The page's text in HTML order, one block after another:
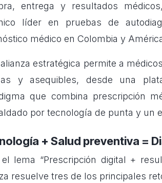
entrega y resultados
líder en pruebas de
médico en Colombia y
estratégica permite a
y asequibles, desde una
que combina prescripción
por tecnología de punta y un
+ Salud preventiva =
el lema “Prescripción digital +
resuelve tres de los principales